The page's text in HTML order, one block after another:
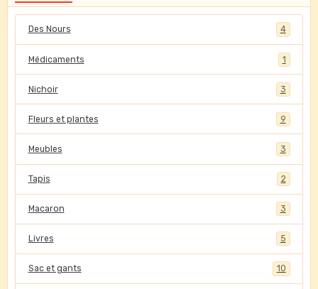
Des Nours 4
Médicaments 1
Nichoir 3
Fleurs et plantes 9
Meubles 3
Tapis 2
Macaron 3
Livres 5
Sac et gants 10